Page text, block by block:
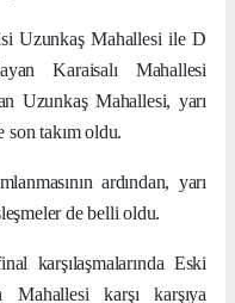
Uzunkaş Mahallesi ile D
Karaisalı Mahallesi
Uzunkaş Mahallesi, yarı
son takım oldu.
ardından, yarı
de belli oldu.
karşılaşmalarında Eski
karşı karşıya